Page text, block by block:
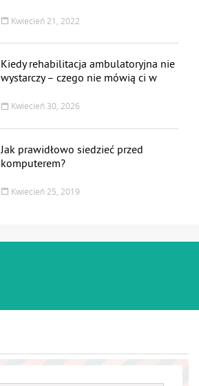
Kwiecień 21, 2022
Kiedy rehabilitacja ambulatoryjna nie
wystarczy – czego nie mówią ci w
Kwiecień 30, 2026
Jak prawidłowo siedzieć przed
komputerem?
Kwiecień 25, 2019